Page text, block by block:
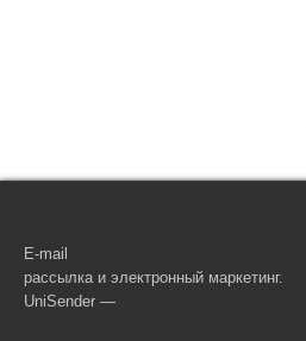
E-mail
рассылка и электронный маркетинг.
UniSender —